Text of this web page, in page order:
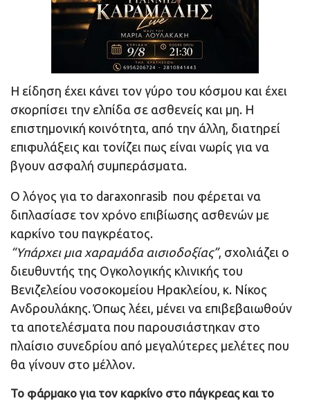
Η είδηση έχει κάνει τον γύρο του κόσμου και έχει
σκορπίσει την ελπίδα σε ασθενείς και μη. Η
επιστημονική κοινότητα, από την άλλη, διατηρεί
επιφυλάξεις και τονίζει πως είναι νωρίς για να
βγουν ασφαλή συμπεράσματα.
Ο λόγος για το daraxonrasib που φέρεται να
διπλασίασε τον χρόνο επιβίωσης ασθενών με
καρκίνο του παγκρέατος.
“Υπάρχει μια χαραμάδα αισιοδοξίας”, σχολιάζει ο
διευθυντής της Ογκολογικής κλινικής του
Βενιζελείου νοσοκομείου Ηρακλείου, κ. Νίκος
Ανδρουλάκης. Όπως λέει, μένει να επιβεβαιωθούν
τα αποτελέσματα που παρουσιάστηκαν στο
πλαίσιο συνεδρίου από μεγαλύτερες μελέτες που
θα γίνουν στο μέλλον.
Το φάρμακο για τον καρκίνο στο πάγκρεας και το